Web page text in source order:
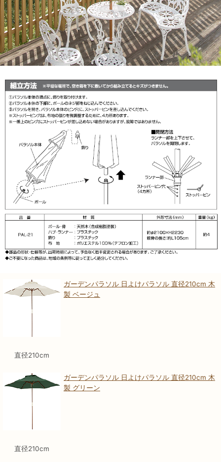
直径210cm
ガーデンパラソル 日よけパラソル 直径210cm 木
製 ベージュ
直径210cm
ガーデンパラソル 日よけパラソル 直径210cm 木
製 グリーン